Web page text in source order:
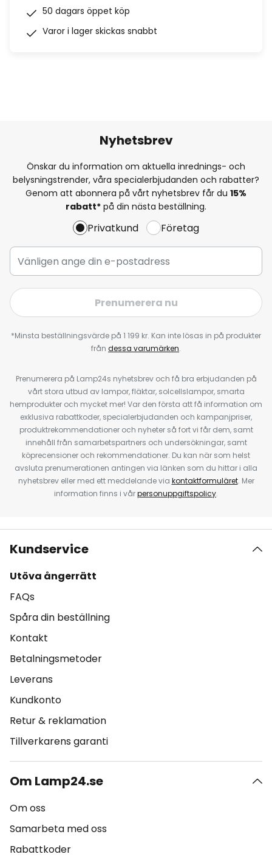
50 dagars öppet köp
Varor i lager skickas snabbt
Nyhetsbrev
Önskar du information om aktuella inrednings- och
belysningstrender, våra specialerbjudanden och rabatter?
Genom att abonnera på vårt nyhetsbrev får du 15%
rabatt* på din nästa beställning.
Privatkund Företag
Prenumerera nu
*Minsta beställningsvärde på 1 199 kr. Kan inte lösas in på produkter
från dessa varumärken.
Prenumerera på Lamp24s nyhetsbrev och få bra erbjudanden på
vårt stora utbud av lampor, fläktar, solcellslampor, smarta
hemprodukter och mycket mer! Var den första att få information om
exklusiva rabattkoder, specialerbjudanden och kampanjpriser,
produktrekommendationer och nyheter så fort vi får dem, samt
innehåll från samarbetspartners och undersökningar, samt
köprecensioner och rekommendationer. Du kan när som helst
avsluta prenumerationen antingen via länken som du hittar i alla
nyhetsbrev eller med ett meddelande via kontaktformuläret. Mer
information finns i vårpersonuppgiftspolicy.
Kundservice
Utöva ångerrätt
FAQs
Spåra din beställning
Kontakt
Betalningsmetoder
Leverans
Kundkonto
Retur & reklamation
Tillverkarens garanti
Om Lamp24.se
Om oss
Samarbeta med oss
Rabattkoder